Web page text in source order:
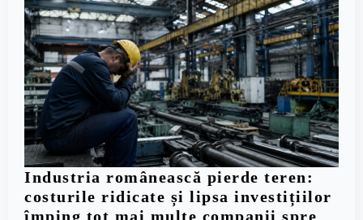
Industria românească pierde teren:
costurile ridicate și lipsa investițiilor
împing tot mai multe companii spre